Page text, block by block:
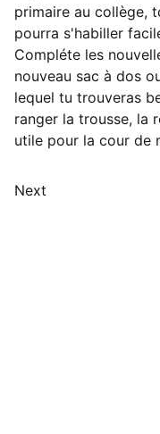
primaire au collège,
pourra s'habiller
Compléte les
nouveau sac à dos
lequel tu trouveras
ranger la trousse, la
utile pour la cour de
Next